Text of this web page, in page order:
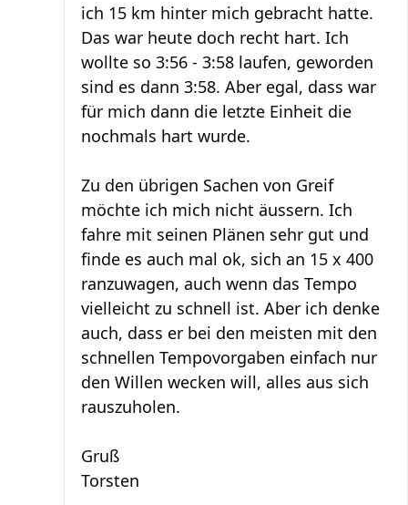
ich 15 km hinter mich gebracht hatte.
Das war heute doch recht hart. Ich
wollte so 3:56 - 3:58 laufen, geworden
sind es dann 3:58. Aber egal, dass war
für mich dann die letzte Einheit die
nochmals hart wurde.
Zu den übrigen Sachen von Greif
möchte ich mich nicht äussern. Ich
fahre mit seinen Plänen sehr gut und
finde es auch mal ok, sich an 15 x 400
ranzuwagen, auch wenn das Tempo
vielleicht zu schnell ist. Aber ich denke
auch, dass er bei den meisten mit den
schnellen Tempovorgaben einfach nur
den Willen wecken will, alles aus sich
rauszuholen.
Gruß
Torsten